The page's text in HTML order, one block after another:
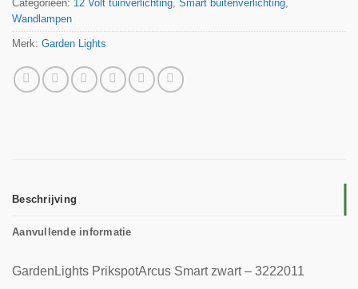
Categorieën: 12 Volt tuinverlichting, Smart buitenverlichting,
Wandlampen
Merk: Garden Lights
Beschrijving
Aanvullende informatie
GardenLights PrikspotArcus Smart zwart – 3222011